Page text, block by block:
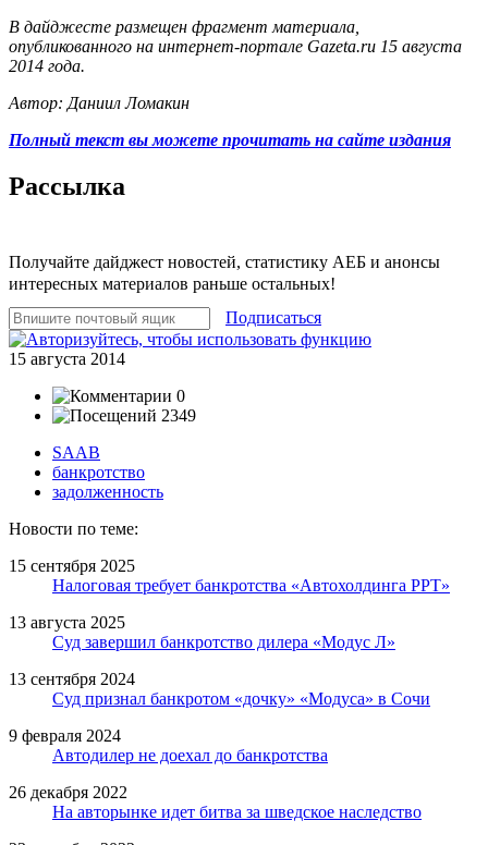
В дайджесте размещен фрагмент материала,
опубликованного на интернет-портале Gazeta.ru 15 августа
2014 года.
Автор: Даниил Ломакин
Полный текст вы можете прочитать на сайте издания
Рассылка
Получайте дайджест новостей, статистику АЕБ и анонсы
интересных материалов раньше остальных!
Подписаться
15 августа 2014
0
2349
SAAB
банкротство
задолженность
Новости по теме:
15 сентября 2025
Налоговая требует банкротства «Автохолдинга РРТ»
13 августа 2025
Суд завершил банкротство дилера «Модус Л»
13 сентября 2024
Суд признал банкротом «дочку» «Модуса» в Сочи
9 февраля 2024
Автодилер не доехал до банкротства
26 декабря 2022
На авторынке идет битва за шведское наследство